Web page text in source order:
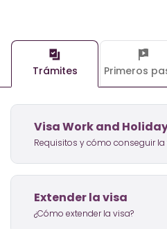
Trámites Primeros
Visa Work and
Requisitos y cómo conseguir la
Extender la visa
¿Cómo extender la visa?